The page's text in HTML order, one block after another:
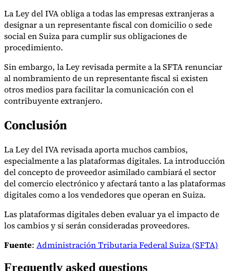
La Ley del IVA obliga a todas las empresas extranjeras a
designar a un representante fiscal con domicilio o sede
social en Suiza para cumplir sus obligaciones de
procedimiento.
Sin embargo, la Ley revisada permite a la SFTA renunciar
al nombramiento de un representante fiscal si existen
otros medios para facilitar la comunicación con el
contribuyente extranjero.
Conclusión
La Ley del IVA revisada aporta muchos cambios,
especialmente a las plataformas digitales. La introducción
del concepto de proveedor asimilado cambiará el sector
del comercio electrónico y afectará tanto a las plataformas
digitales como a los vendedores que operan en Suiza.
Las plataformas digitales deben evaluar ya el impacto de
los cambios y si serán consideradas proveedores.
Fuente: Administración Tributaria Federal Suiza (SFTA)
Frequently asked questions